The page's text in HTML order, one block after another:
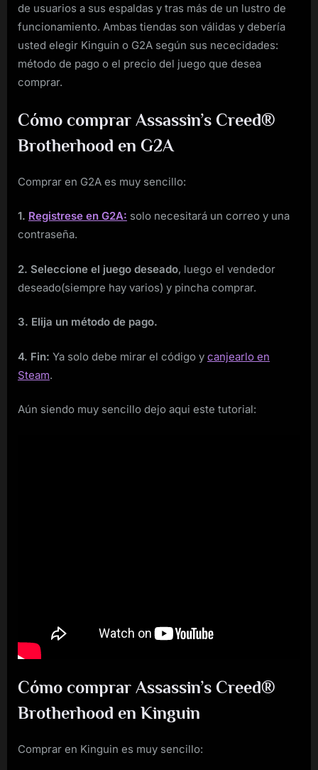
de usuarios a sus espaldas y tras más de un lustro de
funcionamiento. Ambas tiendas son válidas y debería
usted elegir Kinguin o G2A según sus nececidades:
método de pago o el precio del juego que desea
comprar.
Cómo comprar Assassin’s Creed®
Brotherhood en G2A
Comprar en G2A es muy sencillo:
1. Registrese en G2A: solo necesitará un correo y una
contraseña.
2. Seleccione el juego deseado, luego el vendedor
deseado(siempre hay varios) y pincha comprar.
3. Elija un método de pago.
4. Fin: Ya solo debe mirar el código y canjearlo en
Steam.
Aún siendo muy sencillo dejo aqui este tutorial:
Cómo comprar Assassin’s Creed®
Brotherhood en Kinguin
Comprar en Kinguin es muy sencillo: